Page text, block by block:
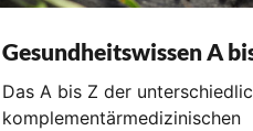
Gesundheitswissen A
Das A bis Z der
komplementärmedizinischen